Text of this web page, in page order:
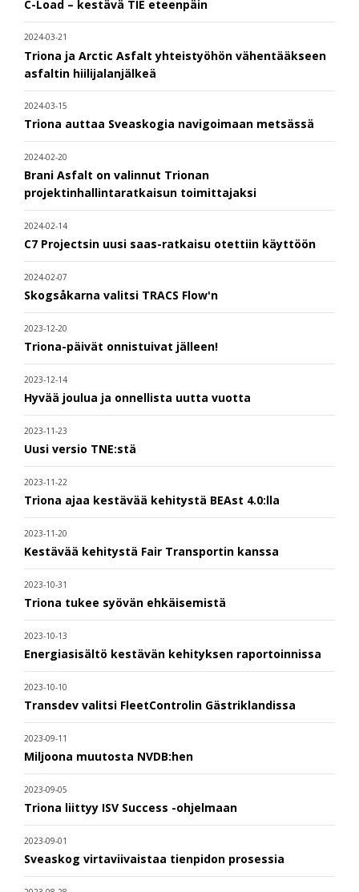
C-Load – kestävä TIE eteenpäin
2024-03-21
Triona ja Arctic Asfalt yhteistyöhön vähentääkseen
asfaltin hiilijalanjälkeä
2024-03-15
Triona auttaa Sveaskogia navigoimaan metsässä
2024-02-20
Brani Asfalt on valinnut Trionan
projektinhallintaratkaisun toimittajaksi
2024-02-14
C7 Projectsin uusi saas-ratkaisu otettiin käyttöön
2024-02-07
Skogsåkarna valitsi TRACS Flow'n
2023-12-20
Triona-päivät onnistuivat jälleen!
2023-12-14
Hyvää joulua ja onnellista uutta vuotta
2023-11-23
Uusi versio TNE:stä
2023-11-22
Triona ajaa kestävää kehitystä BEAst 4.0:lla
2023-11-20
Kestävää kehitystä Fair Transportin kanssa
2023-10-31
Triona tukee syövän ehkäisemistä
2023-10-13
Energiasisältö kestävän kehityksen raportoinnissa
2023-10-10
Transdev valitsi FleetControlin Gästriklandissa
2023-09-11
Miljoona muutosta NVDB:hen
2023-09-05
Triona liittyy ISV Success -ohjelmaan
2023-09-01
Sveaskog virtaviivaistaa tienpidon prosessia